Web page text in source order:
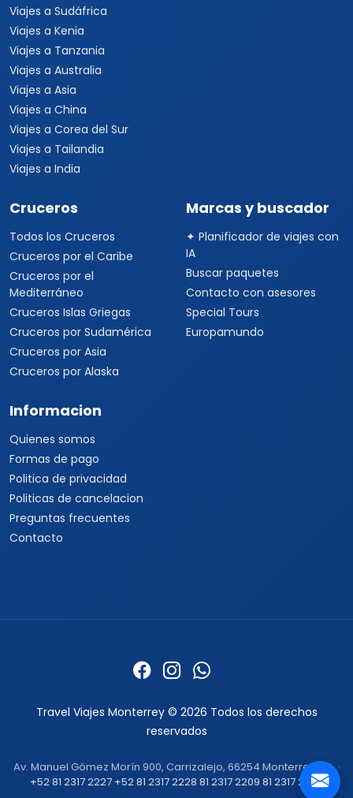
Viajes a Sudáfrica
Viajes a Kenia
Viajes a Tanzania
Viajes a Australia
Viajes a Asia
Viajes a China
Viajes a Corea del Sur
Viajes a Tailandia
Viajes a India
Cruceros
Todos los Cruceros
Cruceros por el Caribe
Cruceros por el
Mediterráneo
Cruceros Islas Griegas
Cruceros por Sudamérica
Cruceros por Asia
Cruceros por Alaska
Marcas y buscador
✦ Planificador de viajes con
IA
Buscar paquetes
Contacto con asesores
Special Tours
Europamundo
Informacion
Quienes somos
Formas de pago
Politica de privacidad
Politicas de cancelacion
Preguntas frecuentes
Contacto
Travel Viajes Monterrey © 2026 Todos los derechos
reservados
Av. Manuel Gómez Morín 900, Carrizalejo, 66254 Monterrey, N.L. ·
+52 81 2317 2227 +52 81 2317 2228 81 2317 2209 81 2317 2232